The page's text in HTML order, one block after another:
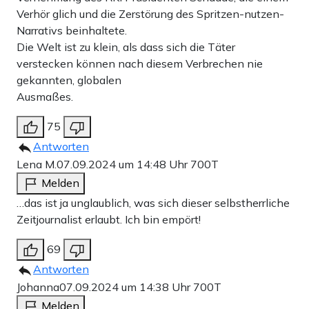
Verhör glich und die Zerstörung des Spritzen-nutzen-
Narrativs beinhaltete.
Die Welt ist zu klein, als dass sich die Täter
verstecken können nach diesem Verbrechen nie
gekannten, globalen
Ausmaßes.
75
Antworten
Lena M.07.09.2024 um 14:48 Uhr 700T
Melden
…das ist ja unglaublich, was sich dieser selbstherrliche
Zeitjournalist erlaubt. Ich bin empört!
69
Antworten
Johanna07.09.2024 um 14:38 Uhr 700T
Melden